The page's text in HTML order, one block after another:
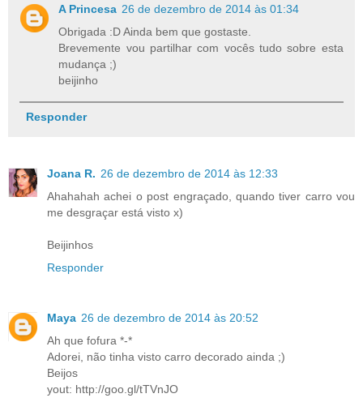
A Princesa 26 de dezembro de 2014 às 01:34
Obrigada :D Ainda bem que gostaste.
Brevemente vou partilhar com vocês tudo sobre esta
mudança ;)
beijinho
Responder
Joana R. 26 de dezembro de 2014 às 12:33
Ahahahah achei o post engraçado, quando tiver carro vou
me desgraçar está visto x)
Beijinhos
Responder
Maya 26 de dezembro de 2014 às 20:52
Ah que fofura *-*
Adorei, não tinha visto carro decorado ainda ;)
Beijos
yout: http://goo.gl/tTVnJO